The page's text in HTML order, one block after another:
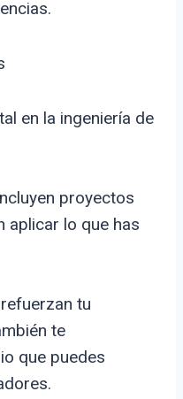
en la ingeniería de
proyectos
aplicar lo que has
tu
te
que puedes